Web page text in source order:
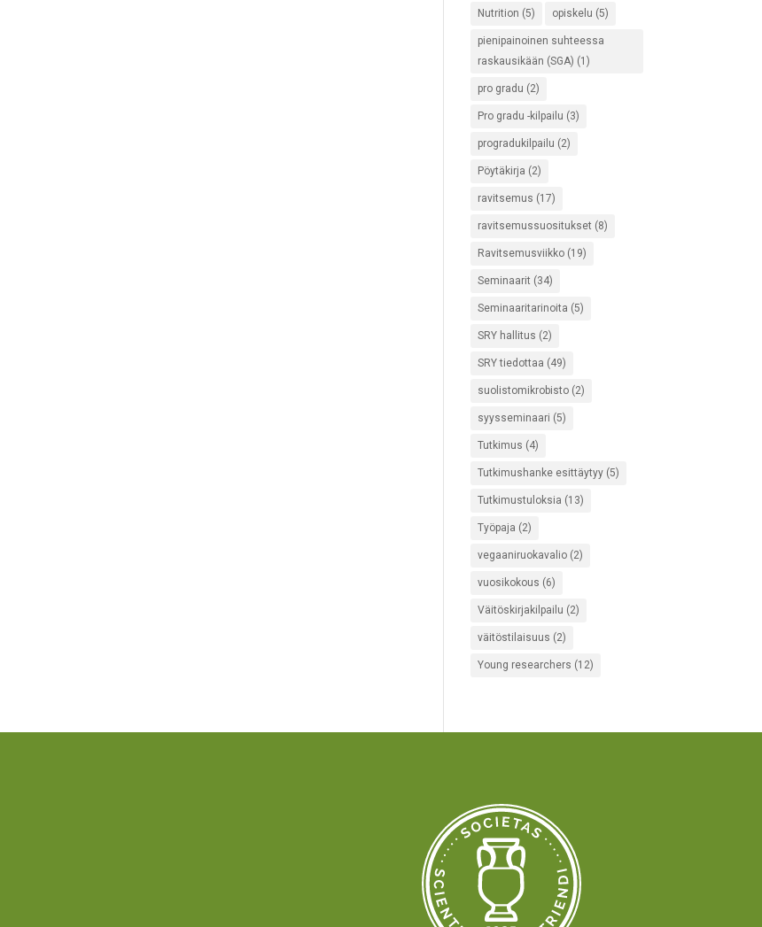
Nutrition (5) opiskelu (5)
pienipainoinen suhteessa
raskausikään (SGA) (1)
pro gradu (2)
Pro gradu -kilpailu (3)
progradukilpailu (2)
Pöytäkirja (2)
ravitsemus (17)
ravitsemussuositukset (8)
Ravitsemusviikko (19)
Seminaarit (34)
Seminaaritarinoita (5)
SRY hallitus (2)
SRY tiedottaa (49)
suolistomikrobisto (2)
syysseminaari (5)
Tutkimus (4)
Tutkimushanke esittäytyy (5)
Tutkimustuloksia (13)
Työpaja (2)
vegaaniruokavalio (2)
vuosikokous (6)
Väitöskirjakilpailu (2)
väitöstilaisuus (2)
Young researchers (12)